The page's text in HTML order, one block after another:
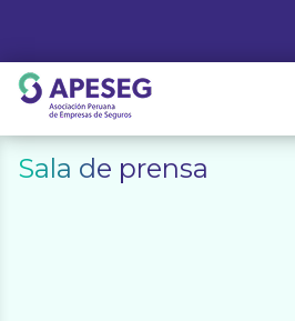
content
APESEG
Sala de prensa